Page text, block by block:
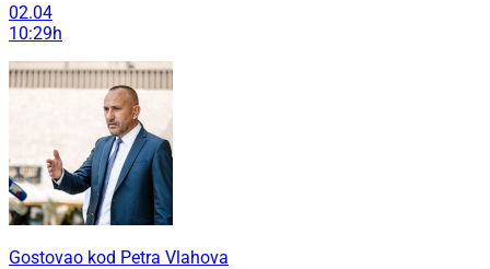
02.04
10:29h
Gostovao kod Petra Vlahova